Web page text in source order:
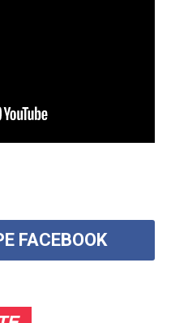
FACEBOOK